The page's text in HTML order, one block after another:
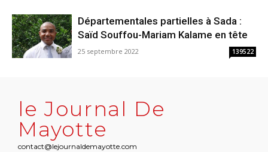
Départementales partielles à Sada :
Saïd Souffou-Mariam Kalame en tête
25 septembre 2022 139522
le Journal De
Mayotte
contact@lejournaldemayotte.com